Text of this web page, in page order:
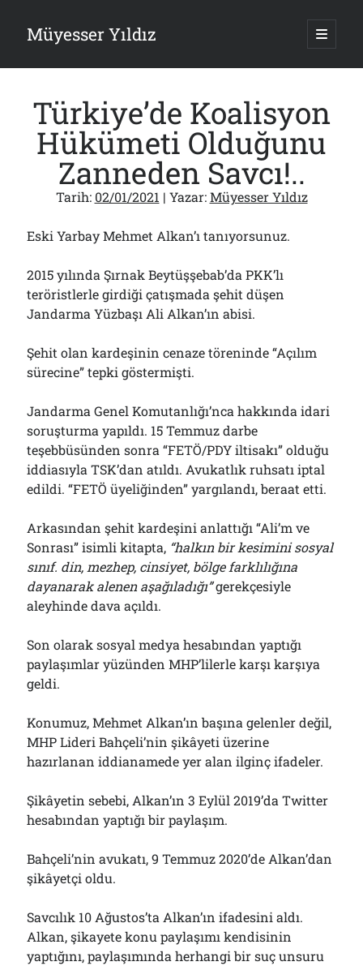
Müyesser Yıldız ana
Yan
Menü
Son Yazılar
15 Temmuz Soruları… Nasuh Mahruki’nin “Suçu”!..
Er Gaziler 20 Gün Sonra Gelen MSB Heyetine Böyle İsyan Etti:“Bizi
Teröristlere G……yle Güldürdünüz”
01/08/2026
Papazın “Komutanı” Ayasofya ve Patrikhane İçin ABD’yi Göreve
31/07/2026
Bölmediğiniz Bir O Kalmıştı!..
Arşivler
Arşivler
Türkiye’de Koalisyon
Hükümeti Olduğunu
Zanneden Savcı!..
Tarih: 02/01/2021 | Yazar:Müyesser Yıldız
Eski Yarbay Mehmet Alkan’ı tanıyorsunuz.
2015 yılında Şırnak Beytüşşebab’da PKK’lı
teröristlerle girdiği çatışmada şehit düşen
Jandarma Yüzbaşı Ali Alkan’ın abisi.
Şehit olan kardeşinin cenaze töreninde “Açılım
sürecine” tepki göstermişti.
Jandarma Genel Komutanlığı’nca hakkında idari
soruşturma yapıldı. 15 Temmuz darbe
teşebbüsünden sonra “FETÖ/PDY iltisakı” olduğu
iddiasıyla TSK’dan atıldı. Avukatlık ruhsatı iptal
edildi. “FETÖ üyeliğinden” yargılandı, beraat etti.
Arkasından şehit kardeşini anlattığı “Ali’m ve
Sonrası” isimli kitapta, “halkın bir kesimini sosyal
sınıf. din, mezhep, cinsiyet, bölge farklılığına
dayanarak alenen aşağıladığı”gerekçesiyle
aleyhinde dava açıldı.
Son olarak sosyal medya hesabından yaptığı
paylaşımlar yüzünden MHP’lilerle karşı karşıya
geldi.
Konumuz, Mehmet Alkan’ın başına gelenler değil,
MHP Lideri Bahçeli’nin şikâyeti üzerine
hazırlanan iddianamede yer alan ilginç ifadeler.
Şikâyetin sebebi, Alkan’ın 3 Eylül 2019’da Twitter
hesabından yaptığı bir paylaşım.
Bahçeli’nin avukatı, 9 Temmuz 2020’de Alkan’dan
şikâyetçi oldu.
Savcılık 10 Ağustos’ta Alkan’ın ifadesini aldı.
Alkan, şikayete konu paylaşımı kendisinin
yaptığını, paylaşımında herhangi bir suç unsuru